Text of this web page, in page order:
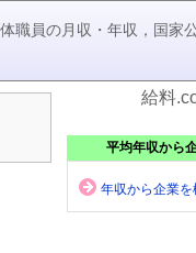
職員の月収・年収，国家
給料
平均年収から
年収から企業を